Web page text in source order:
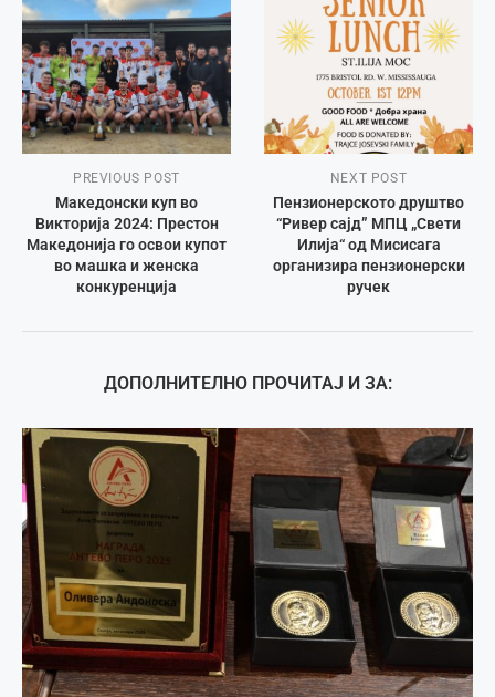
PREVIOUS POST
Македонски куп во
Викторија 2024: Престон
Македонија го освои купот
во машка и женска
конкуренција
NEXT POST
Пензионерското друштво
“Ривер сајд” МПЦ „Свети
Илија“ од Мисисага
организира пензионерски
ручек
ДОПОЛНИТЕЛНО ПРОЧИТАЈ И ЗА: